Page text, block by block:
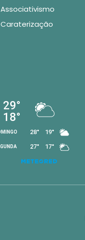
Associativismo
Caraterização